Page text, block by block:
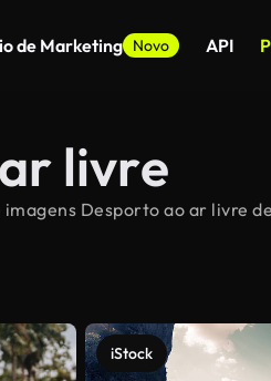
de Marketing Novo API
livre
Desporto ao ar livre
iStock